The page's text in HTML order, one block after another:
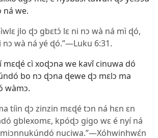
ná we.
jlo ɖɔ gbɛtɔ́ lɛ ni nɔ wà ná mì ɖó,
nɔ wà ná yé ɖó.”—Luku 6:31.
mɛɖé cì xoɖɔna we kavǐ cinuwa dó
bo nɔ ɖɔna ɖewe ɖɔ mɛlɔ ma
wàmɔ.
tíin ɖɔ zinzin mɛɖé tɔn ná hɛn ɛn
gblexomɛ, kpóɖɔ gigo wɛ é nyí ná
nuciwa.”—Xóhwinhwɛ́n